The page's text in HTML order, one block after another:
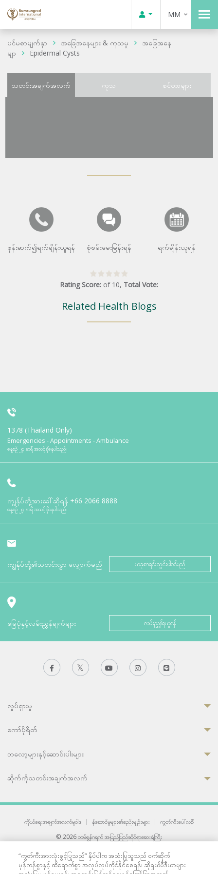
MM
ပင်မစာမျက်နှာ အခြေအနေများ & ကုသမှု
အခြေအနေ
မျာ
Epidermal Cysts
သတင်းအချက်အလက် ကုသ စင်တာများ
ဖုန်းဆက်၍ရက်ချိန်းယူရန် စုံစမ်းမေးမြန်းရန် ရက်ချိန်းယူရန်
Rating Score: of 10, Total Vote:
Related Health Blogs
1378 (Thailand Only)
Emergencies - Appointments - Ambulance
နေ့စဉ် ၂၄ နာရီ အသင့်ရှိနေပါသည်။
ကျွန်ုပ်တို့အားခေါ်ဆိုရန် +66 2066 8888
နေ့စဉ် ၂၄ နာရီ အသင့်ရှိနေပါသည်။
ကျွန်ုပ်တို့၏သတင်းလွှာ လျှောက်မည် ယခုစာရင်းသွင်းပါဝင်မည်
မြေပုံနှင့်လမ်းညွှန်ချက်များ လမ်းညွှန်ရယူရန်
လှုပ်ရှားမှု
ကော်ပိုရိတ်
ဘလော့များနှင့်ဆောင်းပါးများ
ဆိုက်ကိုသတင်းအချက်အလက်
ကိုယ်ရေးအချက်အလက်မူဝါဒ | န်ဆောင်မှုများ၏စည်းမျဉ်းများ |
ကွတ်ကီးပေါ်လစီ
© 2026 ဘမ်ရွန်ဂရက် အပြည်ပြည်ဆိုင်ရာဆေးရုံကြီး
33 Sukhumvit 3, Wattana, Bangkok 10110 Thailand.
All rights reserved.
“ကွတ်ကီးအားလုံးခွင့်ပြုသည်” နှိပ်ပါက အသုံးပြုသူသည် ဝက်ဆိုက်
မှန်ကန်စွာနှင့် ထိရောက်စွာ အလုပ်လုပ်ကိုင်နိုင်စေရန်၊ ဆိုရှယ်မီဒီယာများ